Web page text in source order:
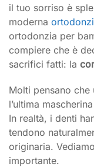
il tuo sorriso è
moderna
ortodonzia per
compiere che è
sacrifici fatti: la
Molti pensano
l’ultima
In realtà, i denti
tendono
originaria.
importante.